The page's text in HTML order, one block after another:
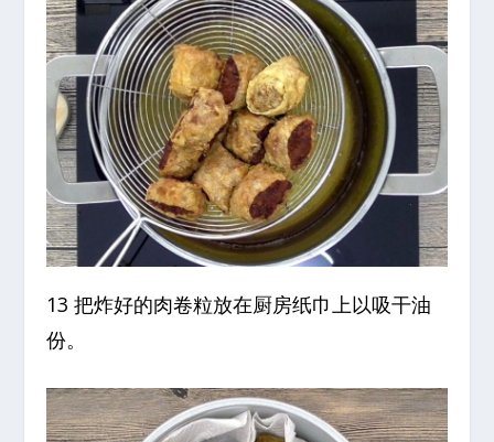
13 把炸好的肉卷粒放在厨房纸巾上以吸干油
份。